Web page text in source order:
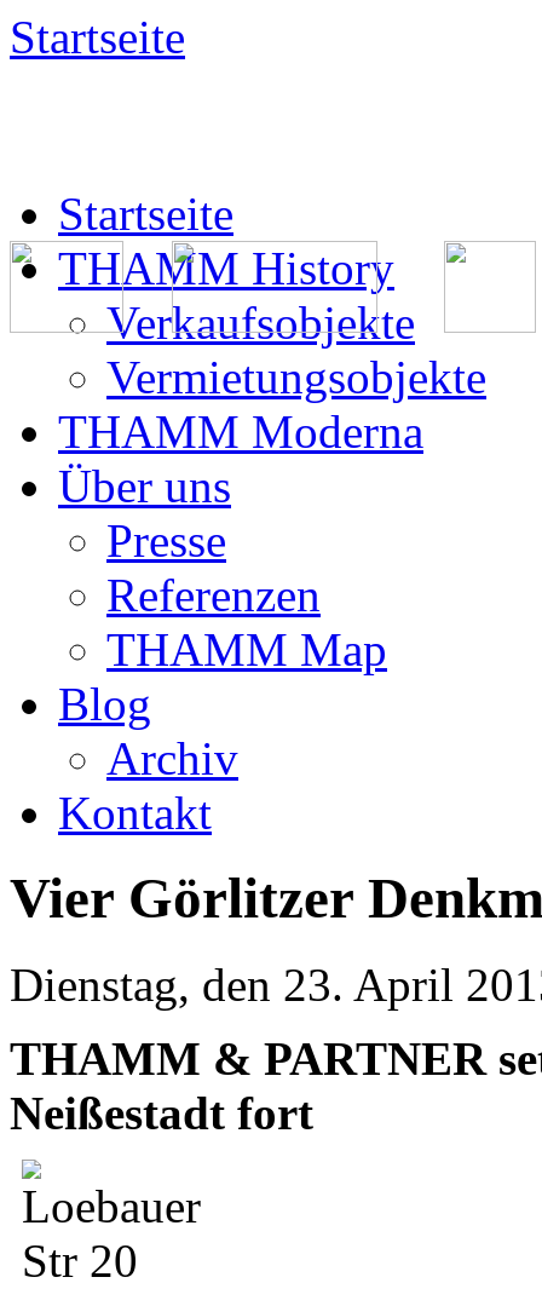
Startseite
Startseite
THAMM History
Verkaufsobjekte
Vermietungsobjekte
THAMM Moderna
Über uns
Presse
Referenzen
THAMM Map
Blog
Archiv
Kontakt
Vier Görlitzer
Dienstag, den 23. April
THAMM & PARTNER
Neißestadt fort